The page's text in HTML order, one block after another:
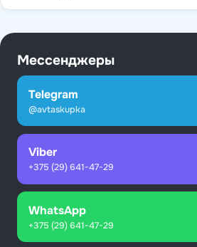
Мессенджеры
Telegram
@avtaskupka
Viber
+375 (29) 641-47-29
WhatsApp
+375 (29) 641-47-29